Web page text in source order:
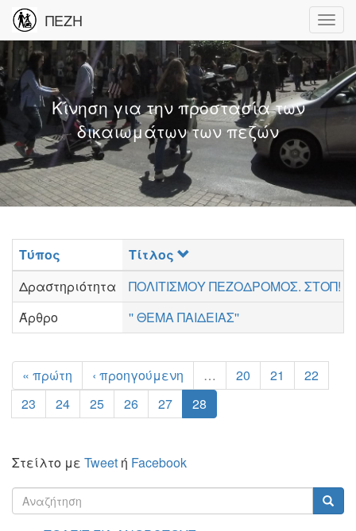
ΠΕΖΗ
Κίνηση για την προστασία των
δικαιωμάτων των πεζών
Τύπος Τίτλος
Δραστηριότητα
ΠΟΛΙΤΙΣΜΟΥ ΠΕΖΟΔΡΟΜΟΣ. ΣΤΟΠ!
Άρθρο
'' ΘΕΜΑ ΠΑΙΔΕΙΑΣ''
« πρώτη ‹ προηγούμενη … 20 21
22
23
24 25 26 27 28
Στείλτο με Tweet ή Facebook
Φόρμα